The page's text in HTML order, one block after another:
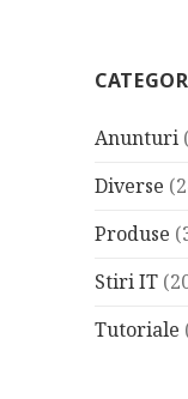
Anunturi
Diverse
Produse
Stiri IT
Tutoriale